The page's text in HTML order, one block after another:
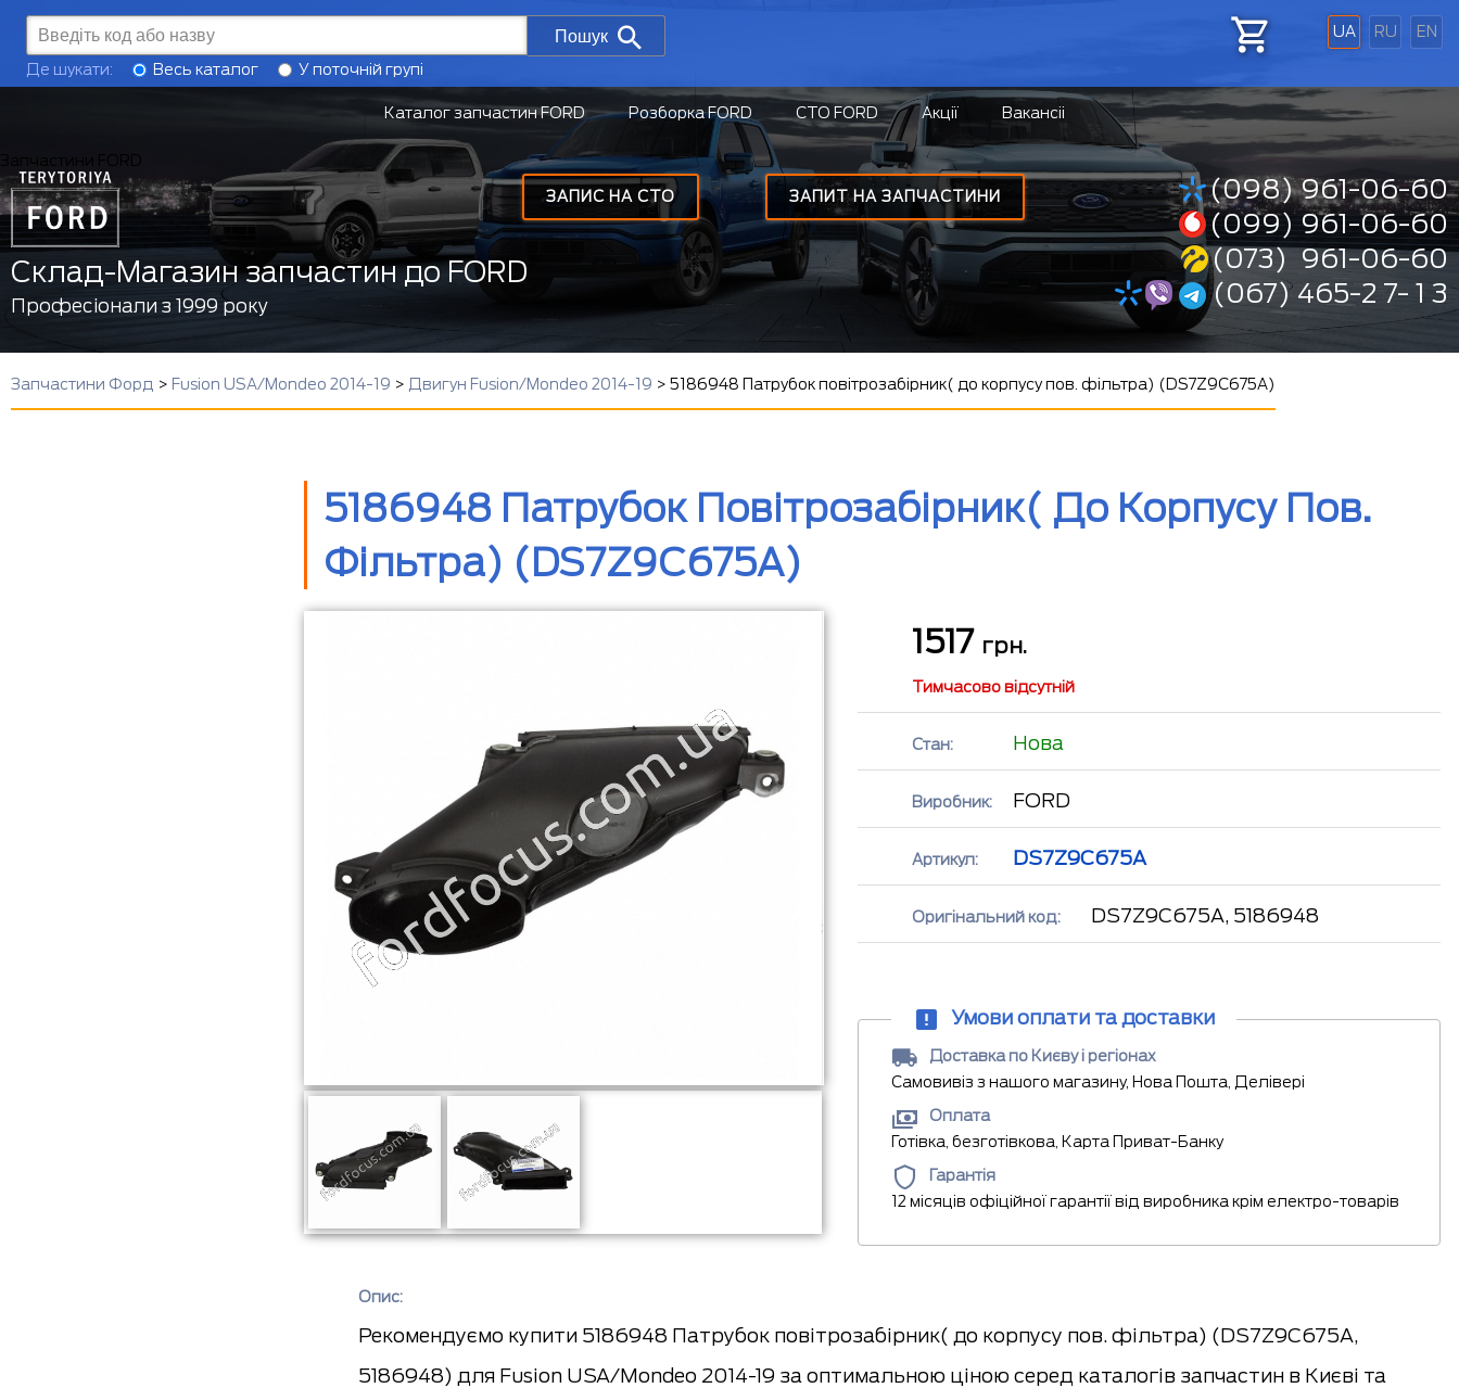
UA RU EN
ЗАПИТ НА ЗАПЧАСТИНИ
ЗАПИС НА СТО
Пошук
Де шукати: Весь каталог У поточній групі
Каталог запчастин FORD Розборка FORD СТО FORD Акції Вакансіі
Склад-Магазин запчастин до FORD
Професіонали з 1999 року
(098) 961-06-60
(099) 961-06-60
(073) 961-06-60
(067) 465-2 7- 1 3
Запчастини Форд > Fusion USA/Mondeo 2014-19 > Двигун Fusion/Mondeo 2014-19 > 5186948 Патрубок повітрозабірник( до корпусу пов. фільтра) (DS7Z9C675A)
5186948 Патрубок Повітрозабірник( До Корпусу Пов.
Фільтра) (DS7Z9C675A)
1517 грн.
Тимчасово відсутній
Стан: Нова
Виробник: FORD
Артикул: DS7Z9C675A
Оригінальний код: DS7Z9C675A, 5186948
Умови оплати та доставки
Доставка по Києву і регіонах
Самовивіз з нашого магазину, Нова Пошта, Делівері
Оплата
Готівка, безготівкова, Карта Приват-Банку
Гарантія
12 місяців офіційної гарантії від виробника крім електро-товарів
Опис:
Рекомендуємо купити 5186948 Патрубок повітрозабірник( до корпусу пов. фільтра) (DS7Z9C675A,
5186948) для Fusion USA/Mondeo 2014-19 за оптимальною ціною серед каталогів запчастин в Києві та